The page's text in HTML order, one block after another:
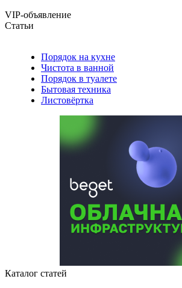
VIP-объявление
Статьи
Порядок на кухне
Чистота в ванной
Порядок в туалете
Бытовая техника
Листовёртка
Каталог статей